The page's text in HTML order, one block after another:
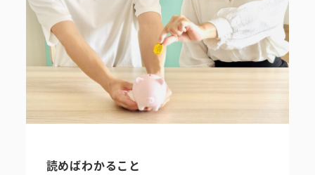
読めばわかること